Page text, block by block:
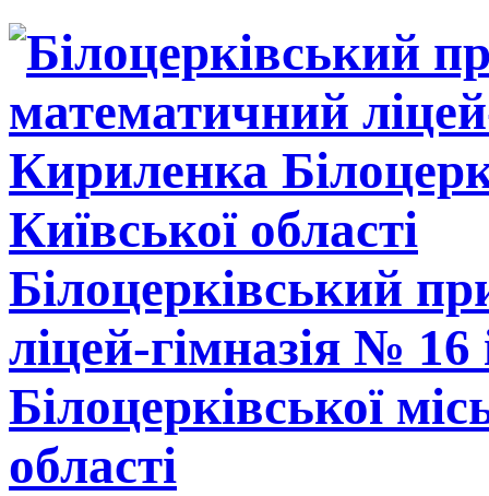
Білоцерківський
ліцей-гімназія №
Білоцерківської
області